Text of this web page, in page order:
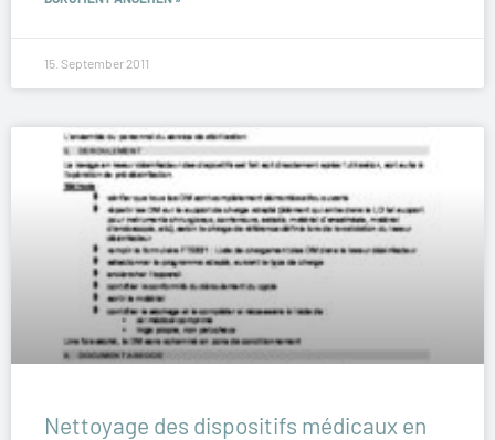
15. September 2011
Nettoyage des dispositifs médicaux en